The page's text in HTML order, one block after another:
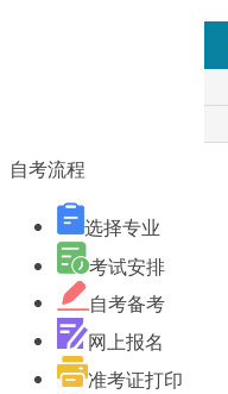
自考流程
选择专业
考试安排
自考备考
网上报名
准考证打印